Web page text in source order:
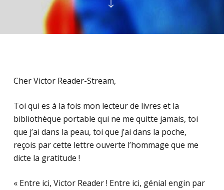
Cher Victor Reader-Stream,
Toi qui es à la fois mon lecteur de livres et la
bibliothèque portable qui ne me quitte jamais, toi
que j’ai dans la peau, toi que j’ai dans la poche,
reçois par cette lettre ouverte l’hommage que me
dicte la gratitude !
« Entre ici, Victor Reader ! Entre ici, génial engin par